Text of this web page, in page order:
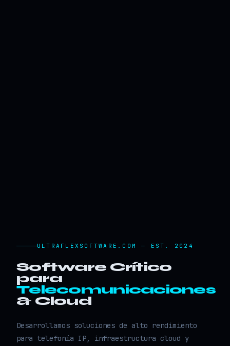
ULTRAFLEXSOFTWARE.COM — EST. 2024
Software Crítico
para
Telecomunicaciones
& Cloud
Desarrollamos soluciones de alto rendimiento
para telefonía IP, infraestructura cloud y